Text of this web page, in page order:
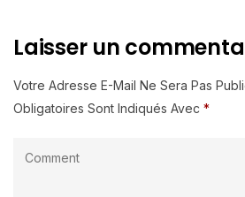
Laisser un
Votre Adresse E-Mail Ne Sera Pas
Obligatoires Sont Indiqués Avec *